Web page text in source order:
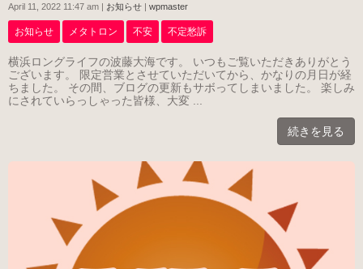
April 11, 2022 11:47 am | お知らせ | wpmaster
お知らせ メタトロン 不安 不定愁訴
横浜ロングライフの波藤大海です。 いつもご覧いただきありがとう
ございます。 限定営業とさせていただいてから、かなりの月日が経
ちました。 その間、ブログの更新もサボってしまいました。 楽しみ
にされていらっしゃった皆様、大変 ...
続きを見る